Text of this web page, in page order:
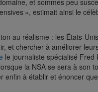
et sommes peu
», estimait ainsi le
au réalisme : les États-
et chercher à améliorer
le journaliste spécialisé Fred
la NSA se sera à son
enfin à établir et énoncer